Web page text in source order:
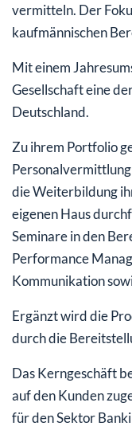
vermitteln. Der
kaufmännischen
Mit einem
Gesellschaft eine
Deutschland.
Zu ihrem Portfolio
die Weiterbildung
eigenen Haus
Seminare in den
Performance
Kommunikation
Ergänzt wird die
durch die
Das Kerngeschäft
auf den Kunden
für den Sektor